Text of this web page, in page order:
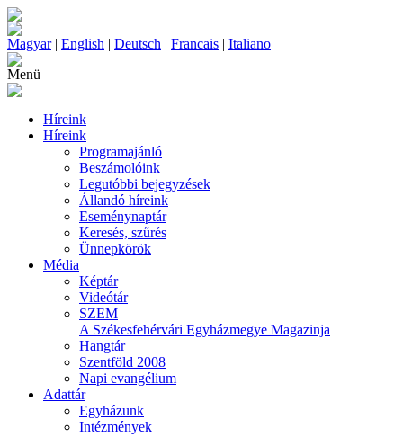
Magyar| English | Deutsch | Francais | Italiano
Menü
Híreink
Híreink
Programajánló
Beszámolóink
Legutóbbi bejegyzések
Állandó híreink
Eseménynaptár
Keresés, szűrés
Ünnepkörök
Média
Képtár
Videótár
SZEM
A Székesfehérvári Egyházmegye Magazinja
Hangtár
Szentföld 2008
Napi evangélium
Adattár
Egyházunk
Intézmények